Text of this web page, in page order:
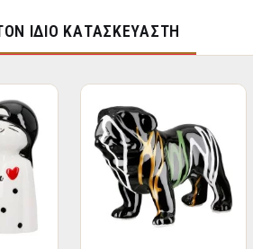
ΊΔΙΟ ΚΑΤΑΣΚΕΥΑΣΤΉ